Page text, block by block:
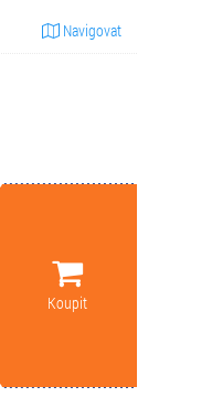
Navigovat
Koupit